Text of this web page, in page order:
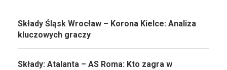
Składy Śląsk Wrocław – Korona Kielce: Analiza
kluczowych graczy
Składy: Atalanta – AS Roma: Kto zagra w